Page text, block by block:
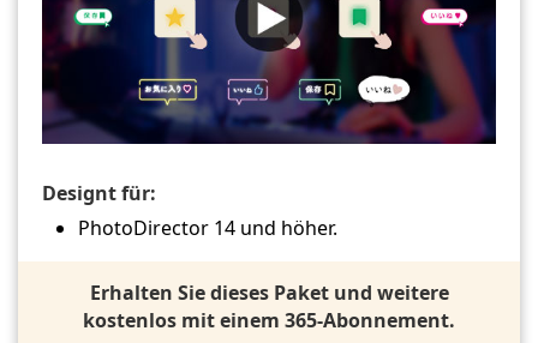
Designt für:
PhotoDirector 14 und höher.
Erhalten Sie dieses Paket und weitere
kostenlos mit einem 365-Abonnement.